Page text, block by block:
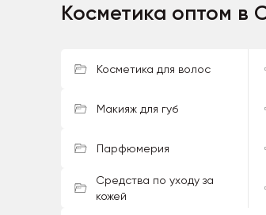
Косметика оптом в
Косметика для волос
Макияж для губ
Парфюмерия
Средства по уходу за
кожей